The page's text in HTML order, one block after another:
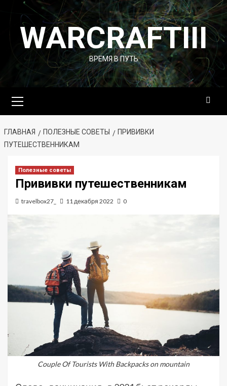
Перейти
содержимому
WARCRAFTIII
ВРЕМЯ В ПУТЬ
меню
ГЛАВНАЯ ПОЛЕЗНЫЕ СОВЕТЫ
ПРИВИВКИ
ПУТЕШЕСТВЕННИКАМ
Полезные советы
Прививки путешественникам
travelbox27_ 11 декабря 2022 0
Couple Of Tourists With Backpacks on mountain